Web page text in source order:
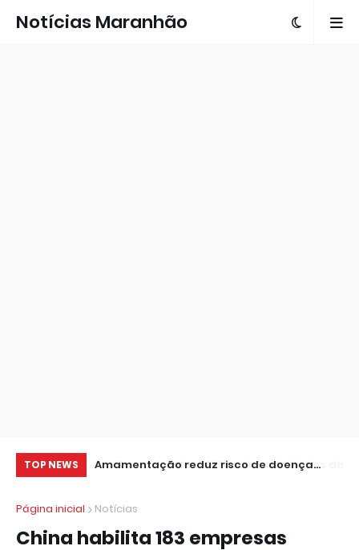
Notícias Maranhão
TOP NEWS
dados da 1ª
Amamentação reduz risco de doença
Página inicial
Notícias
China habilita 183 empresas